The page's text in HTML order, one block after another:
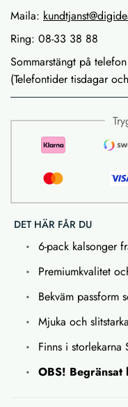
Maila:
Ring: 08-33 38 88
Sommarstängt på
(Telefontider tisdagar
DET HÄR FÅR DU
6-pack kalsonger
Premiumkvalitet
Bekväm passform
Mjuka och
Finns i storlekarna
OBS! Begränsat